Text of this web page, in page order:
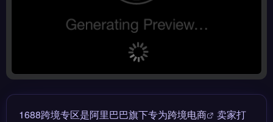
1688跨境专区是阿里巴巴旗下专为跨境电商
卖家打